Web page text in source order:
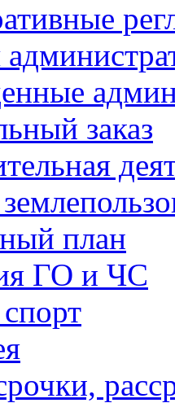
заказ
план
ГО и ЧС